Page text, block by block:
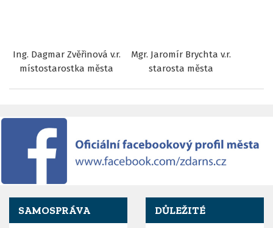
Ing. Dagmar Zvěřinová v.r.
Mgr. Jaromír Brychta v.r.
místostarostka města
starosta města
SAMOSPRÁVA DŮLEŽITÉ